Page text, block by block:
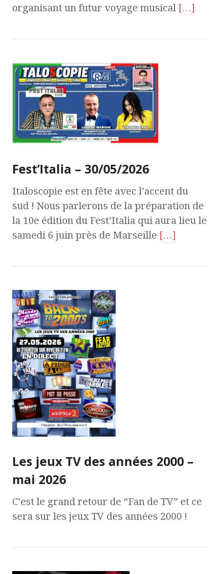
organisant un futur voyage musical […]
Fest’Italia – 30/05/2026
Italoscopie est en fête avec l’accent du
sud ! Nous parlerons de la préparation de
la 10e édition du Fest’Italia qui aura lieu le
samedi 6 juin près de Marseille […]
Les jeux TV des années 2000 –
mai 2026
C’est le grand retour de “Fan de TV” et ce
sera sur les jeux TV des années 2000 !